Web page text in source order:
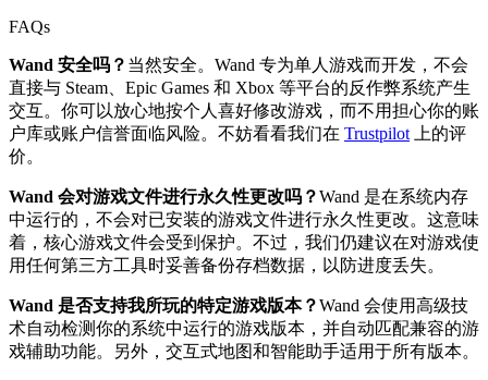
FAQs
Wand 安全吗？ 当然安全。Wand 专为单人游戏而开发，不会
直接与 Steam、Epic Games 和 Xbox 等平台的反作弊系统产生
交互。你可以放心地按个人喜好修改游戏，而不用担心你的账
户库或账户信誉面临风险。不妨看看我们在 Trustpilot 上的评
价。
Wand 会对游戏文件进行永久性更改吗？Wand 是在系统内存
中运行的，不会对已安装的游戏文件进行永久性更改。这意味
着，核心游戏文件会受到保护。不过，我们仍建议在对游戏使
用任何第三方工具时妥善备份存档数据，以防进度丢失。
Wand 是否支持我所玩的特定游戏版本？Wand 会使用高级技
术自动检测你的系统中运行的游戏版本，并自动匹配兼容的游
戏辅助功能。另外，交互式地图和智能助手适用于所有版本。